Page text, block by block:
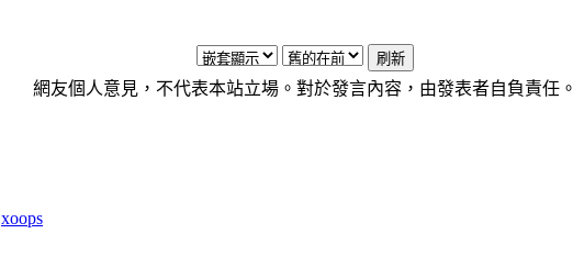
網友個人意見，不代表本站立場。對於發言內容，由發表者自負責任。
xoops